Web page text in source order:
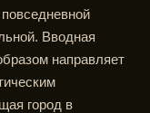
Вводная
направляет
город в